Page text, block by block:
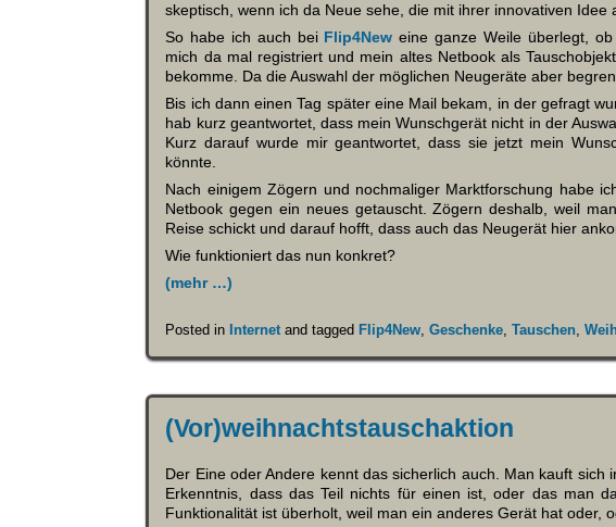
skeptisch, wenn ich da Neue sehe, die mit ihrer innovativen Idee
So habe ich auch bei Flip4New eine ganze Weile überlegt,
mich da mal registriert und mein altes Netbook als
bekomme. Da die Auswahl der möglichen Neugeräte aber
Bis ich dann einen Tag später eine Mail bekam, in der gefragt
hab kurz geantwortet, dass mein Wunschgerät nicht in der
Kurz darauf wurde mir geantwortet, dass sie jetzt mein
könnte.
Nach einigem Zögern und nochmaliger Marktforschung habe
Netbook gegen ein neues getauscht. Zögern deshalb, weil
Reise schickt und darauf hofft, dass auch das Neugerät hier
Wie funktioniert das nun konkret?
(mehr …)
Posted inInternet and taggedFlip4New ,Geschenke ,Tauschen ,
(Vor)weihnachtstauschaktion
Der Eine oder Andere kennt das sicherlich auch. Man kauft
Erkenntnis, dass das Teil nichts für einen ist, oder das man
Funktionalität ist überholt, weil man ein anderes Gerät hat oder,